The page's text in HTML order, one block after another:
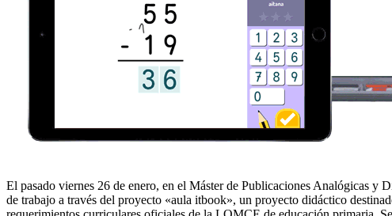
El pasado viernes 26 de enero, en el Máster de Publicaciones Analógicas
de trabajo a través del proyecto «aula itbook», un proyecto didáctico